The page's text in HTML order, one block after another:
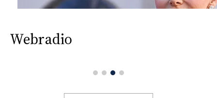
Webradio